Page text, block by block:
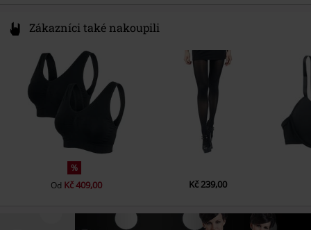
Zákazníci také nakoupili
%
Od Kč 409,00 Kč 239,00